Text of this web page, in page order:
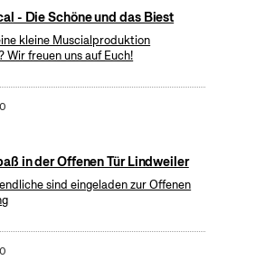
- Die Schöne und das Biest
kleine Muscialproduktion
Wir freuen uns auf Euch!
in der Offenen Tür Lindweiler
sind eingeladen zur Offenen